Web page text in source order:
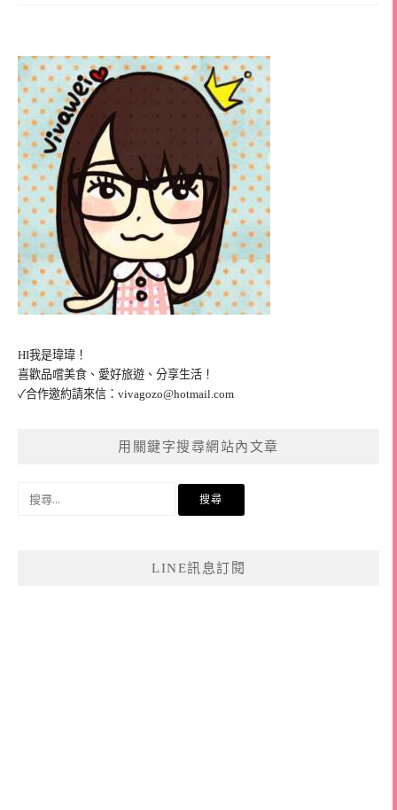
HI我是瑋瑋！
喜歡品嚐美食、愛好旅遊、分享生活！
✓合作邀約請來信： vivagozo@hotmail.com
用關鍵字搜尋網站內文章
LINE訊息訂閱